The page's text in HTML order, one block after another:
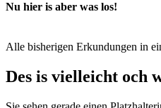
Nu hier is aber was los!
Alle bisherigen Erkundungen in
Des is vielleicht och